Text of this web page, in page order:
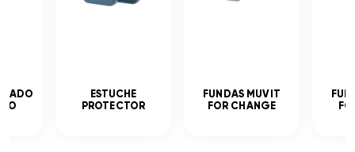
ESTUCHE
PROTECTOR
FUNDAS MUVIT
FOR CHANGE